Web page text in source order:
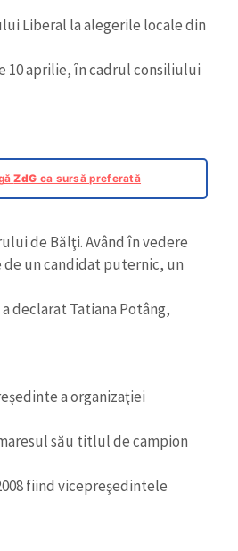
Liberal la alegerile locale din
10 aprilie, în cadrul consiliului
ZdG ca sursă preferată
de Bălţi. Având în vedere
un candidat puternic, un
declarat Tatiana Potâng,
a organizaţiei
său titlul de campion
fiind vicepreşedintele